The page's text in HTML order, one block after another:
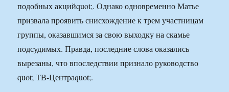
подобных акцийquot;. Однако одновременно Матье
призвала проявить снисхождение к трем участницам
группы, оказавшимся за свою выходку на скамье
подсудимых. Правда, последние слова оказались
вырезаны, что впоследствии признало руководство
quot; ТВ-Центраquot;.